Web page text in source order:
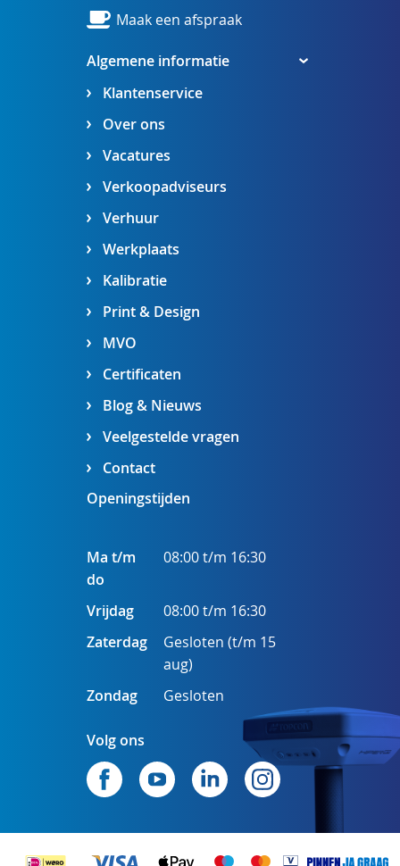
Algemene informatie
Klantenservice
Over ons
Vacatures
Verkoopadviseurs
Verhuur
Werkplaats
Kalibratie
Print & Design
MVO
Certificaten
Blog & Nieuws
Veelgestelde vragen
Contact
Maak een afspraak
Openingstijden
Ma t/m
do
08:00 t/m 16:30
Vrijdag
08:00 t/m 16:30
Zaterdag
Gesloten (t/m 15
aug)
Zondag
Gesloten
Volg ons